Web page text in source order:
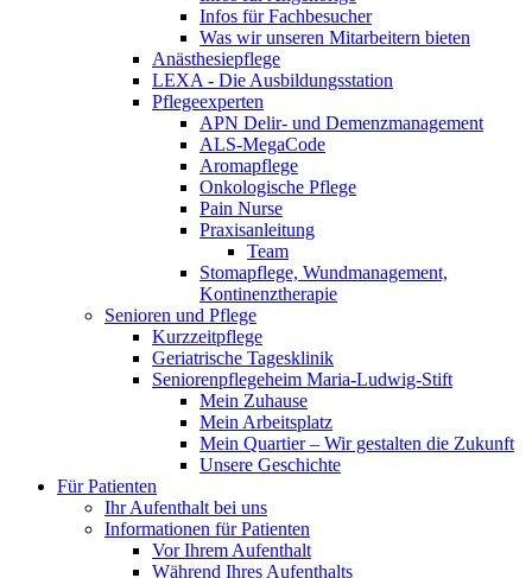
Infos für Fachbesucher
Was wir unseren Mitarbeitern bieten
Anästhesiepflege
LEXA - Die Ausbildungsstation
Pflegeexperten
APN Delir- und Demenzmanagement
ALS-MegaCode
Aromapflege
Onkologische Pflege
Pain Nurse
Praxisanleitung
Team
Stomapflege, Wundmanagement,
Kontinenztherapie
Senioren und Pflege
Kurzzeitpflege
Geriatrische Tagesklinik
Seniorenpflegeheim Maria-Ludwig-Stift
Mein Zuhause
Mein Arbeitsplatz
Mein Quartier – Wir gestalten die Zukunft
Unsere Geschichte
Für Patienten
Ihr Aufenthalt bei uns
Informationen für Patienten
Vor Ihrem Aufenthalt
Während Ihres Aufenthalts